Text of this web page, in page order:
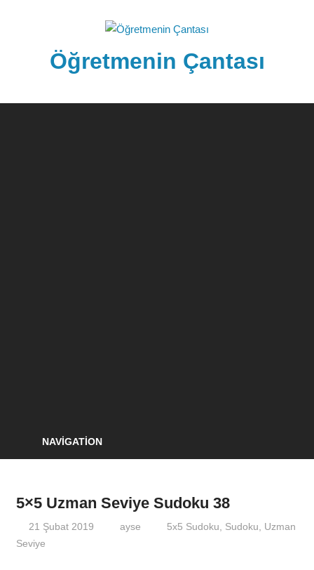
Öğretmenin Çantası
Çantsından
NAVIGATION
5×5 Uzman Seviye Sudoku 38
21 Şubat 2019 ayse 5x5 Sudoku Sudoku
Uzman
Seviye